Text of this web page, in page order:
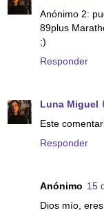
Anónimo 2:
89plus
;)
Responder
Luna Miguel
Este
Responder
Anónimo 15
Dios mío,